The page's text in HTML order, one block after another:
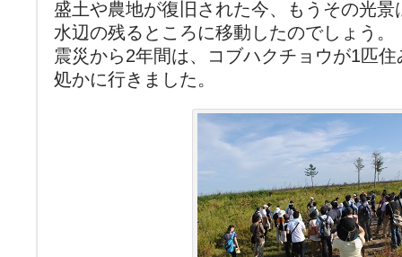
盛土や農地が復旧された今、もうその光景
水辺の残るところに移動したのでしょう。
震災から2年間は、コブハクチョウが1匹
処かに行きました。